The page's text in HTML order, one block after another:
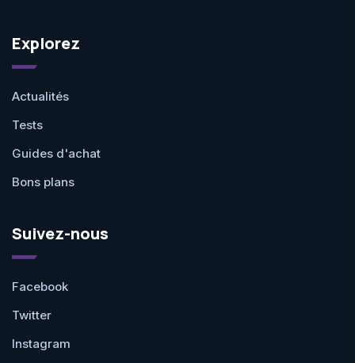
Explorez
Actualités
Tests
Guides d'achat
Bons plans
Suivez-nous
Facebook
Twitter
Instagram